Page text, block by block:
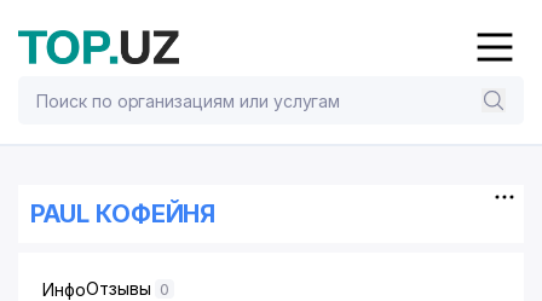
PAUL КОФЕЙНЯ
ИнфоОтзывы 0